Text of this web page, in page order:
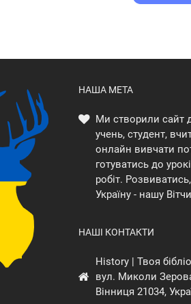
НАША МЕТА
Ми створили сайт
учень, студент,
онлайн вивчати
готуватись до
робіт.
Україну - нашу
НАШІ КОНТАКТИ
History | Твоя
вул. Миколи
Вінниця 21034,